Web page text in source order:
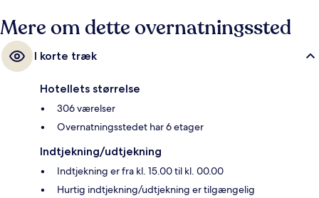
Mere om dette overnatningssted
I korte træk
Hotellets størrelse
306 værelser
Overnatningsstedet har 6 etager
Indtjekning/udtjekning
Indtjekning er fra kl. 15.00 til kl. 00.00
Hurtig indtjekning/udtjekning er tilgængelig